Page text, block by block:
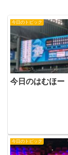
今日のトピック
今日のはむほー
今日のトピック